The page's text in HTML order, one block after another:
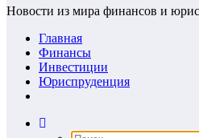
Новости из мира финансов и
Главная
Финансы
Инвестиции
Юриспруденция